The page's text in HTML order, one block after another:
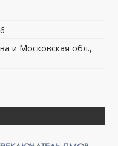
и Московская обл.,